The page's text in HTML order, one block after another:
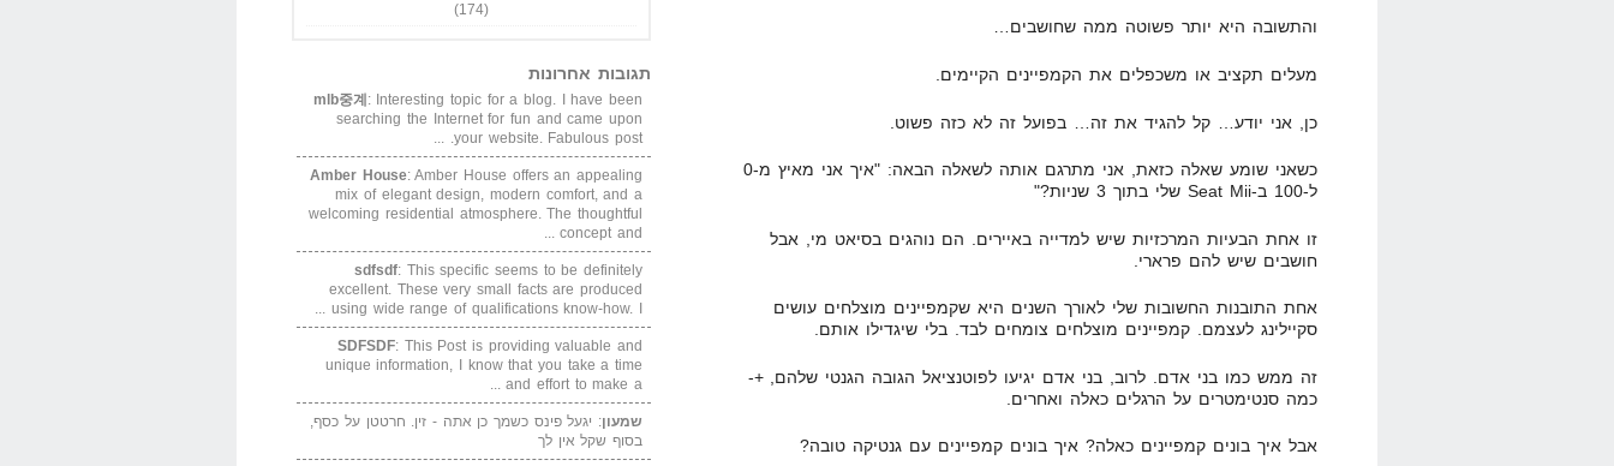
והתשובה היא יותר פשוטה ממה שחושבים…
מעלים תקציב או משכפלים את הקמפיינים הקיימים.
כן, אני יודע… קל להגיד את זה… בפועל זה לא כזה פשוט.
כשאני שומע שאלה כזאת, אני מתרגם אותה לשאלה הבאה: "איך אני מאיץ מ-0
ל-100 ב-Seat Mii שלי בתוך 3 שניות?"
זו אחת הבעיות המרכזיות שיש למדייה באיירים. הם נוהגים בסיאט מי, אבל
חושבים שיש להם פרארי.
אחת התובנות החשובות שלי לאורך השנים היא שקמפיינים מוצלחים עושים
סקיילינג לעצמם. קמפיינים מוצלחים צומחים לבד. בלי שיגדילו אותם.
זה ממש כמו בני אדם. לרוב, בני אדם יגיעו לפוטנציאל הגובה הגנטי שלהם, +-
כמה סנטימטרים על הרגלים כאלה ואחרים.
אבל איך בונים קמפיינים כאלה? איך בונים קמפיינים עם גנטיקה טובה?
(174)
תגובות אחרונות
mlb중계 : Interesting topic for a blog. I have been
searching the Internet for fun and came upon
your website. Fabulous post. ...
Amber House: Amber House offers an appealing
mix of elegant design, modern comfort, and a
welcoming residential atmosphere. The thoughtful
concept and ...
sdfsdf: This specific seems to be definitely
excellent. These very small facts are produced
using wide range of qualifications know-how. I ...
SDFSDF: This Post is providing valuable and
unique information, I know that you take a time
and effort to make a ...
שמעון: יגעל פינס כשמך כן אתה - זין. חרטטן על כסף,
בסוף שקל אין לך